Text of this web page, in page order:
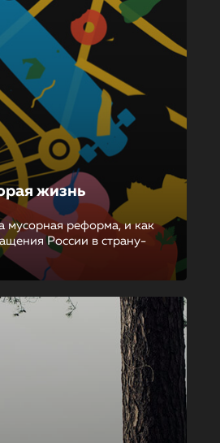
жизнь
мусорная реформа, и как
России в страну-